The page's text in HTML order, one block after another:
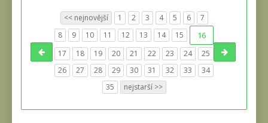
<< nejnovější 1 2 3 4 5 6
7
8
9 10 11 12 13 14 15 16
17 18 19 20 21 22 23 24
25
26
27 28 29 30 31 32 33
34
35
nejstarší >>